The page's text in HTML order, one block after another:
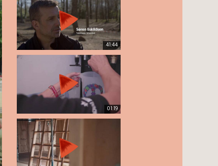
41:44
01:19